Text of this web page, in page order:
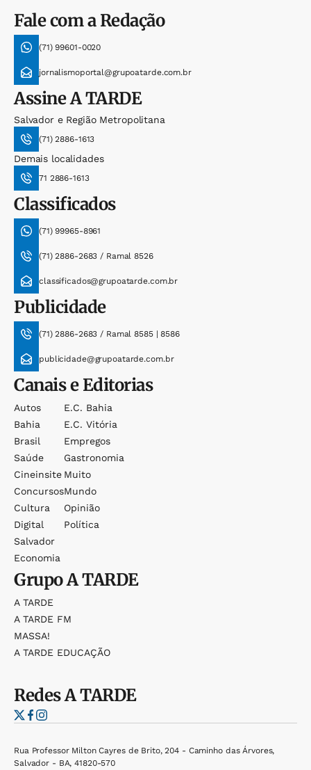
Fale com a Redação
(71) 99601-0020
jornalismoportal@grupoatarde.com.br
AssineA TARDE
Salvador e Região Metropolitana
(71) 2886-1613
Demais localidades
71 2886-1613
Classificados
(71) 99965-8961
(71) 2886-2683 / Ramal 8526
classificados@grupoatarde.com.br
Publicidade
(71) 2886-2683 / Ramal 8585 | 8586
publicidade@grupoatarde.com.br
Canais e Editorias
Autos
Bahia
Brasil
Saúde
Cineinsite
Concursos
Cultura
Digital
Salvador
Economia
E.c. Bahia
E.c. Vitória
Empregos
Gastronomia
Muito
Mundo
Opinião
Política
GrupoA TARDE
A TARDE
A TARDE FM
MASSA!
A TARDE EDUCAÇÃO
RedesA TARDE
Rua Professor Milton Cayres de Brito, 204 - Caminho das Árvores,
Salvador - BA, 41820-570